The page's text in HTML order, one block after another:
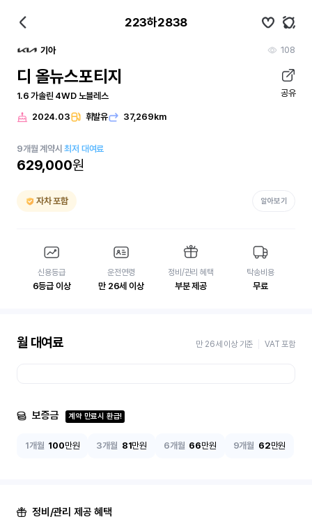
223하2838
기아 108
디 올뉴스포티지
1.6 가솔린 4WD 노블레스 공유
2024.03 휘발유 37,269km
9개월 계약시최저 대여료
629,000원
자차 포함 알아보기
신용등급
6등급 이상
운전연령
만 26세 이상
정비/관리 혜택
부분 제공
탁송비용
무료
월 대여료 만 26세 이상 기준 VAT 포함
보증금 계약 만료시 환급!
1개월 100만원 3개월 81만원 6개월 66만원 9개월 62만원
정비/관리 제공 혜택